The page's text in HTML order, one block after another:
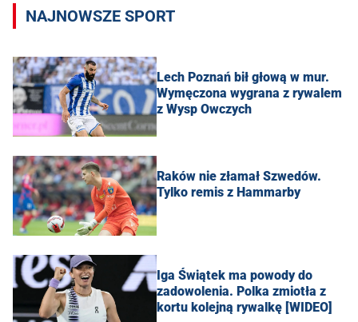
NAJNOWSZE SPORT
Lech Poznań bił głową w mur.
Wymęczona wygrana z rywalem
z Wysp Owczych
Raków nie złamał Szwedów.
Tylko remis z Hammarby
Iga Świątek ma powody do
zadowolenia. Polka zmiotła z
kortu kolejną rywalkę [WIDEO]